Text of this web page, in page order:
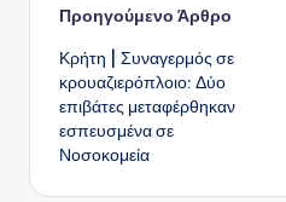
Πλοήγηση
Προηγούμενο Άρθρο
Κρήτη | Συναγερμός σε
κρουαζιερόπλοιο: Δύο
επιβάτες μεταφέρθηκαν
εσπευσμένα σε
Νοσοκομεία